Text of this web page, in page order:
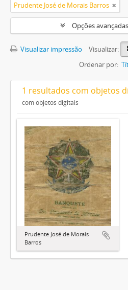
Prudente José de Morais Barros
Opções
Visualizar impressão
Visualizar:
Ordenar por:
1 resultados com objetos
com objetos digitais
Prudente José de Morais
Barros